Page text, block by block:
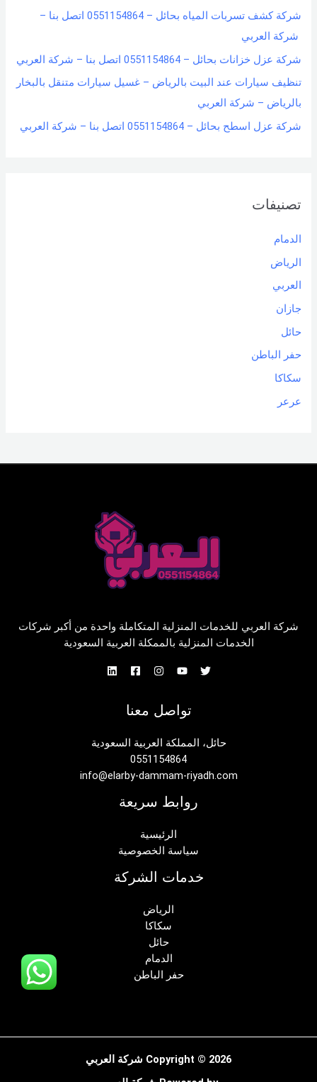
شركة كشف تسربات المياه بحائل – 0551154864 اتصل بنا –
شركة العربي
شركة عزل خزانات بحائل – 0551154864 اتصل بنا – شركة العربي
تنظيف سيارات عند البيت بالرياض – غسيل سيارات متنقل بالبخار
بالرياض – شركة العربي
شركة عزل اسطح بحائل – 0551154864 اتصل بنا – شركة العربي
تصنيفات
الدمام
الرياض
العربي
جازان
حائل
حفر الباطن
سكاكا
عرعر
شركة العربي للخدمات المنزلية المتكاملة واحدة من أكبر شركات
الخدمات المنزلية بالممكلة العربية السعودية
تواصل معنا
حائل، المملكة العربية السعودية
0551154864
info@elarby-dammam-riyadh.com
روابط سريعة
الرئيسية
سياسة الخصوصية
خدمات الشركة
الرياض
سكاكا
حائل
الدمام
حفر الباطن
Copyright © 2026 شركة العربي